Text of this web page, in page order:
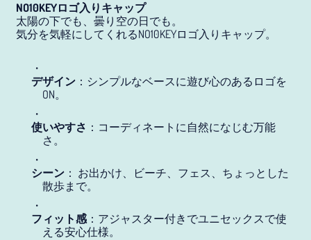
NO10KEYロゴ入りキャップ
太陽の下でも、曇り空の日でも。
気分を気軽にしてくれるNO10KEYロゴ入りキャップ。
デザイン ：シンプルなベースに遊び心のあるロゴを
ON。
使いやすさ ：コーディネートに自然になじむ万能
さ。
シーン ： お出かけ、ビーチ、フェス、ちょっとした
散歩まで。
フィット感：アジャスター付きでユニセックスで使
える安心仕様。
アイスランド (JPY ¥)
アイルランド (JPY ¥)
アセンション島 (JPY ¥)
アゼルバイジャン (JPY
¥)
アフガニスタン (JPY ¥)
アメリカ合衆国 (JPY ¥)
アラブ首長国連邦 (JPY
¥)